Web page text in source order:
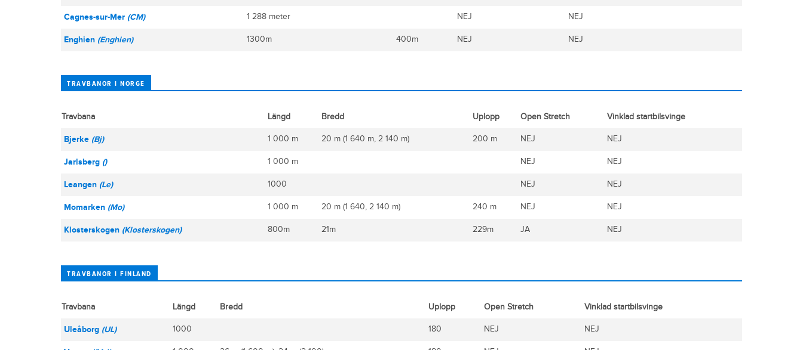
Cagnes-sur-Mer (CM) 1 288 meter NEJ NEJ
Enghien (Enghien) 1300m 400m NEJ NEJ
TRAVBANOR I NORGE
Travbana Längd Bredd Uplopp Open Stretch Vinklad startbilsvinge
Bjerke (Bj) 1 000 m 20 m (1 640 m, 2 140 m) 200 m NEJ NEJ
Jarlsberg () 1 000 m NEJ NEJ
Leangen (Le) 1000 NEJ NEJ
Momarken (Mo) 1 000 m 20 m (1 640, 2 140 m) 240 m NEJ NEJ
Klosterskogen (Klosterskogen) 800m 21m 229m JA NEJ
TRAVBANOR I FINLAND
Travbana Längd Bredd Uplopp Open Stretch Vinklad startbilsvinge
Uleåborg (UL) 1000 180 NEJ NEJ